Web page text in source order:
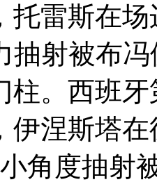
托雷斯在
抽射被布
柱。西班
伊涅斯塔
角度抽射